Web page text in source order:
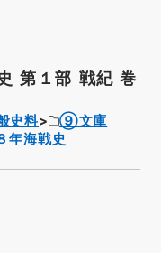
第１部 戦紀 巻
史料
⑨文庫
年海戦史